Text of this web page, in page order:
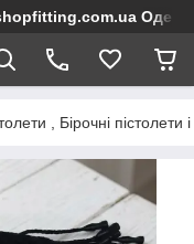
Одеса
, Бірочні пістолети